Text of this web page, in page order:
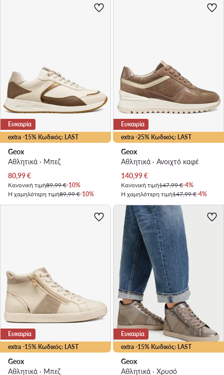
extra -15% Κωδικός: LAST
Ευκαιρία
Geox
Αθλητικά · Μπεζ
Τρέχουσα τιμή
80,99€
Κανονική τιμή89,99 €-10%
Η χαμηλότερη τιμή89,99 €-10%
extra -25% Κωδικός: LAST
Ευκαιρία
Geox
Αθλητικά · Ανοιχτό καφέ
Τρέχουσα τιμή
140,99€
Κανονική τιμή147,99 €-4%
Η χαμηλότερη τιμή147,99 €-4%
extra -15% Κωδικός: LAST
Ευκαιρία
Geox
Αθλητικά · Μπεζ
extra -15% Κωδικός: LAST
Ευκαιρία
Geox
Αθλητικά · Χρυσό